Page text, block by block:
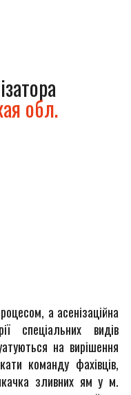
обл.
а асенізаційна
спеціальних видів
на вирішення
команду фахівців,
зливних ям у м.